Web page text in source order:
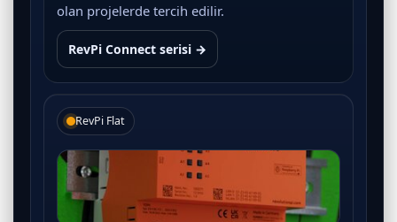
olan projelerde tercih edilir.
RevPi Connect serisi →
RevPi Flat